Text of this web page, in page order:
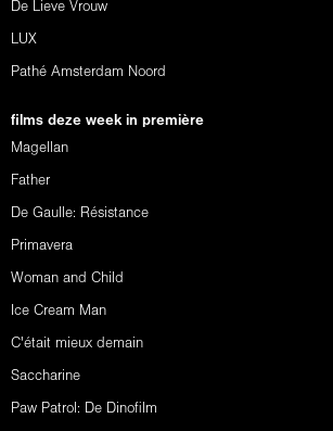
De Lieve Vrouw
LUX
Pathé Amsterdam Noord
films deze week in première
Magellan
Father
De Gaulle: Résistance
Primavera
Woman and Child
Ice Cream Man
C'était mieux demain
Saccharine
Paw Patrol: De Dinofilm